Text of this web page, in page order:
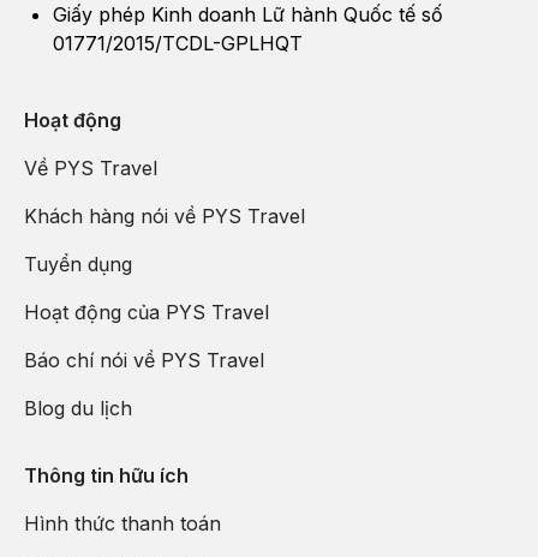
Đi thuyền vãn cảnh trên dòng Nho Quế
nở rộ khắp các triền núi đá tai mèo vào khoảng tháng 10 - 12
hàng năm. Đây là loài hoa nhỏ xinh có màu trắng hồng, rồi
chuyển dần sang tím khi chín, tạo nên cảnh quan rực rỡ, lãng
Giấy phép Kinh doanh Lữ hành Quốc tế số
01771/2015/TCDL-GPLHQT
Hoạt động
Về PYS Travel
Khách hàng nói về PYS Travel
Tuyển dụng
Hoạt động của PYS Travel
Báo chí nói về PYS Travel
Blog du lịch
Thông tin hữu ích
Hình thức thanh toán